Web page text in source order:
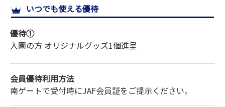
サイトマップ
いつでも使える優待
優待①
入園の方 オリジナルグッズ1個進呈
会員優待利用方法
南ゲートで受付時にJAF会員証をご提示ください。